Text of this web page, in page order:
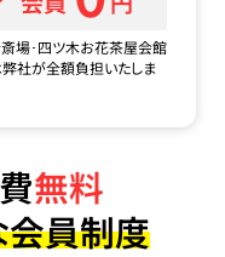
場･四ツ木お花茶屋会館
社が全額負担いたしま
無料
会員制度